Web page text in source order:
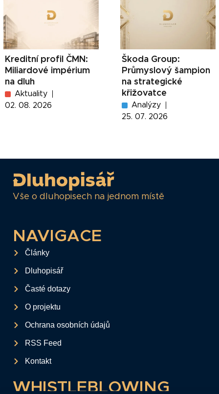
Kreditní profil ČMN:
Miliardové impérium
na dluh
Aktuality
02. 08. 2026
Škoda Group:
Průmyslový šampion
na strategické
křižovatce
Analýzy
25. 07. 2026
Vše o dluhopisech na jednom místě
NAVIGACE
Články
Dluhopisář
Časté dotazy
O projektu
Ochrana osobních údajů
RSS Feed
Kontakt
WHISTLEBLOWING